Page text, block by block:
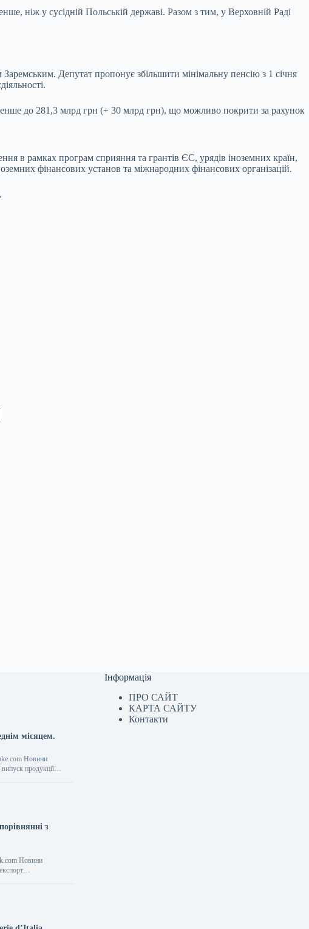
ніж у сусідній Польській державі. Разом з тим, у Верховній Раді
Депутат пропонує збільшити мінімальну пенсію з 1 січня
до 281,3 млрд грн (+ 30 млрд грн), що можливо покрити за рахунок
в рамках програм сприяння та грантів ЄС, урядів іноземних країн,
фінансових установ та міжнародних фінансових організацій.
місяцем.
Новини
випуск продукції…
з
Новини
експорт…
Інформація
ПРО САЙТ
КАРТА САЙТУ
Контакти